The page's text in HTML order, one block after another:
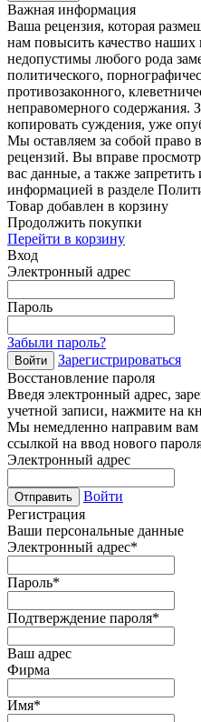
Важная информация
Ваша рецензия, которая
нам повысить качество наших
недопустимы любого рода
политического,
противозаконного,
неправомерного содержания.
копировать суждения, уже
Мы оставляем за собой право
рецензий. Вы вправе
вас данные, а также запретить
информацией в разделе
Товар добавлен в корзину
Продолжить покупки
Перейти в корзину
Вход
Электронный адрес
Пароль
Забыли пароль?
Войти
Зарегистрироваться
Восстановление пароля
Введя электронный адрес,
учетной записи, нажмите на
Мы немедленно направим вам
ссылкой на ввод нового
Электронный адрес
Отправить
Войти
Регистрация
Ваши персональные данные
Электронный адрес*
Пароль*
Подтверждение пароля*
Ваш адрес
Фирма
Имя*